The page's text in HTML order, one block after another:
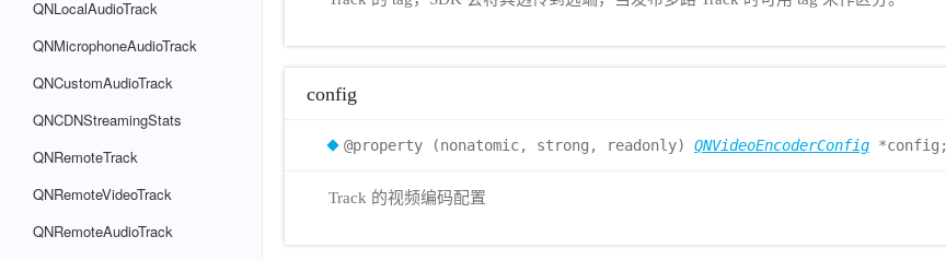
QNLocalAudioTrack
QNMicrophoneAudioTrack
QNCustomAudioTrack
QNCDNStreamingStats
QNRemoteTrack
QNRemoteVideoTrack
QNRemoteAudioTrack
config
@property (nonatomic, strong, readonly) QNVideoEncoderConfig *config;
Track 的视频编码配置